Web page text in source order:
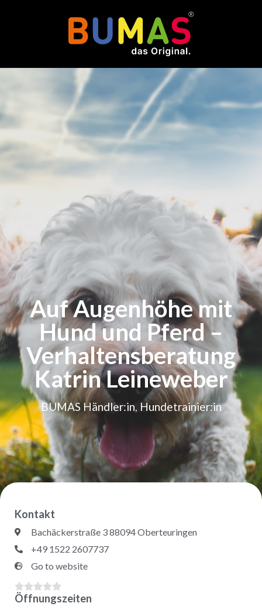
Auf Augenhöhe mit
Hund und Pferd –
Verhaltensberatung
Katrin Leineweber
BUMAS Händler:in, Hundetrainier:in
Kontakt
Bachäckerstraße 3 88094 Oberteuringen
+49 1522 2607737
Go to website

Öffnungszeiten